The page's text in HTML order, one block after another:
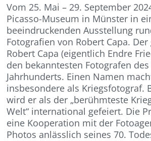
Vom 25. Mai – 29. September
Picasso-Museum in Münster in
beeindruckenden Ausstellung
Fotografien von Robert Capa.
Robert Capa (eigentlich Endre
den bekanntesten Fotografen des
Jahrhunderts. Einen Namen
insbesondere als Kriegsfotograf.
wird er als der „berühmteste
Welt“ international gefeiert. Die
eine Kooperation mit der
Photos anlässlich seines 70.